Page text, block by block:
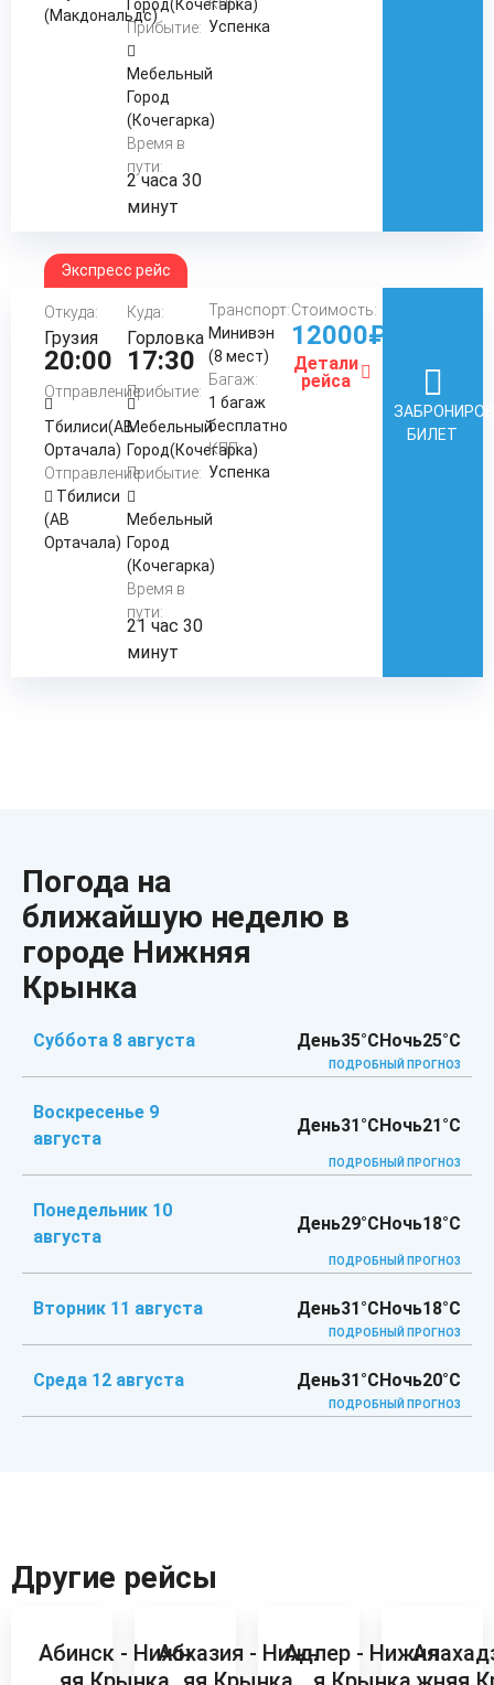
(Макдональдс)
Город(Кочегарка)
Прибытие:
Мебельный
Город
(Кочегарка)
Время в
пути:
2 часа 30
минут
Успенка
Экспресс рейс
Откуда:
Грузия
20:00
Отправление:
Тбилиси(АВ
Ортачала)
Отправление:
Тбилиси
(АВ
Ортачала)
Куда:
Горловка
17:30
Прибытие:
Мебельный
Город(Кочегарка)
Прибытие:
Мебельный
Город
(Кочегарка)
Время в
пути:
21 час 30
минут
Транспорт:
Минивэн
(8 мест)
Багаж:
1 багаж
бесплатно
КПП:
Успенка
Стоимость:
12000₽
Детали
рейса
БИЛЕТ
Погода на
ближайшую неделю в
городе Нижняя
Крынка
Суббота 8 августа День35°CНочь25°C
ПОДРОБНЫЙ ПРОГНОЗ
Воскресенье 9
августа
День31°CНочь21°C
ПОДРОБНЫЙ ПРОГНОЗ
Понедельник 10
августа
День29°CНочь18°C
ПОДРОБНЫЙ ПРОГНОЗ
Вторник 11 августа День31°CНочь18°C
ПОДРОБНЫЙ ПРОГНОЗ
Среда 12 августа День31°CНочь20°C
ПОДРОБНЫЙ ПРОГНОЗ
Другие рейсы
Абинск - НижнАбхазия - НижнАдлер - Нижня